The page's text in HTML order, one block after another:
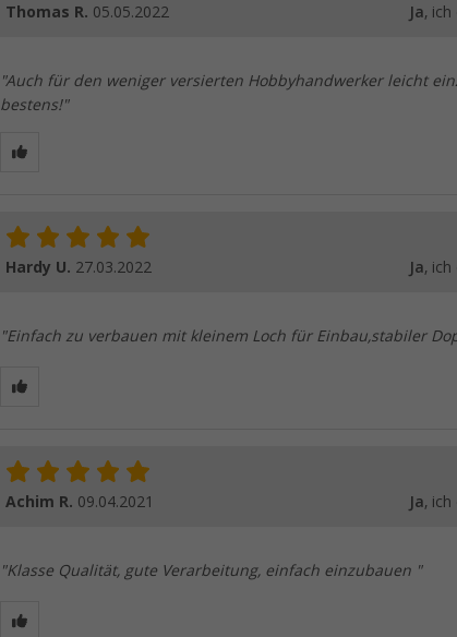
Thomas R. 05.05.2022 Ja,
"Auch für den weniger versierten Hobbyhandwerker leicht
bestens!"
Hardy U. 27.03.2022 Ja,
"Einfach zu verbauen mit kleinem Loch für Einbau,stabiler
Achim R. 09.04.2021 Ja,
"Klasse Qualität, gute Verarbeitung, einfach einzubauen "